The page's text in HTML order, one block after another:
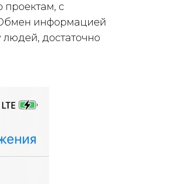
проектам, с
информацией
людей, достаточно